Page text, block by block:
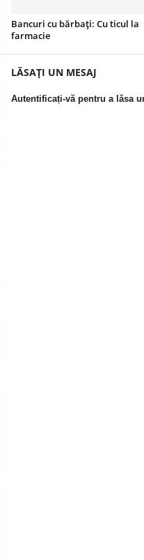
C
e
Bancuri cu bărbați: Cu ticul la
farmacie
LĂSAȚI UN MESAJ
Autentificați-vă pentru a lăsa